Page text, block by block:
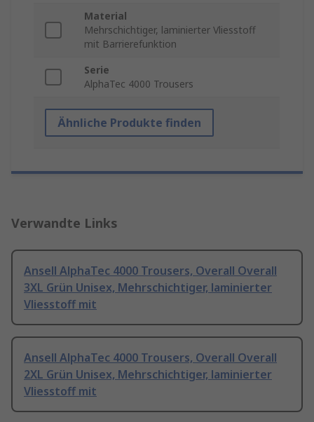
Material
Mehrschichtiger, laminierter Vliesstoff
mit Barrierefunktion
Serie
AlphaTec 4000 Trousers
Ähnliche Produkte finden
Verwandte Links
Ansell AlphaTec 4000 Trousers, Overall Overall
3XL Grün Unisex, Mehrschichtiger, laminierter
Vliesstoff mit
Ansell AlphaTec 4000 Trousers, Overall Overall
2XL Grün Unisex, Mehrschichtiger, laminierter
Vliesstoff mit